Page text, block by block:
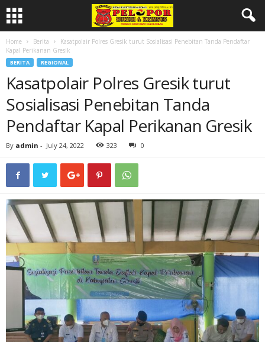
Home Berita
Kasatpolair Polres Gresik turut Sosialisasi Penebitan Tanda Pendaftar
Kapal Perikanan Gresik
BERITA REGIONAL
Kasatpolair Polres Gresik turut
Sosialisasi Penebitan Tanda
Pendaftar Kapal Perikanan Gresik
By admin - July 24, 2022 323 0